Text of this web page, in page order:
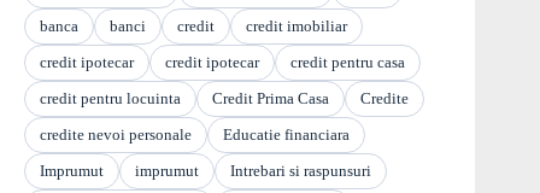
banca
banci credit
credit imobiliar
credit ipotecar
credit ipotecar
credit pentru casa
credit pentru locuinta
Credit Prima Casa
Credite
credite nevoi personale
Educatie financiara
Imprumut
imprumut
Intrebari si raspunsuri